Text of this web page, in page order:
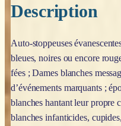
Description
Auto-stoppeuses
bleues, noires ou encore
fées ; Dames blanches
d’événements marquants ;
blanches hantant leur propre
blanches infanticides,